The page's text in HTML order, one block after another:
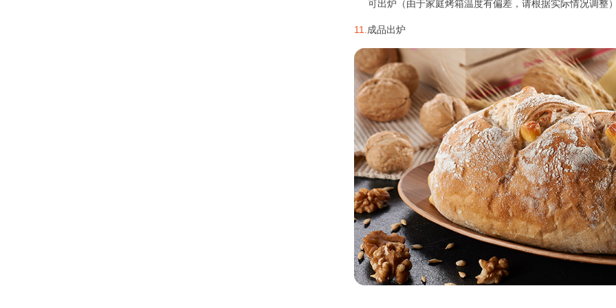
可出炉（由于家庭烤箱温度有偏差，请根据实际情况调整
11.成品出炉